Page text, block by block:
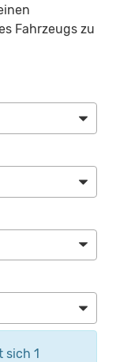
Fahrzeugs zu
sich 1